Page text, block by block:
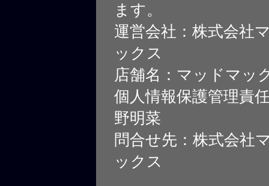
ます。
運営会社：株式会社
ックス
店舗名：マッドマッ
個人情報保護管理責
野明菜
問合せ先：株式会社
ックス